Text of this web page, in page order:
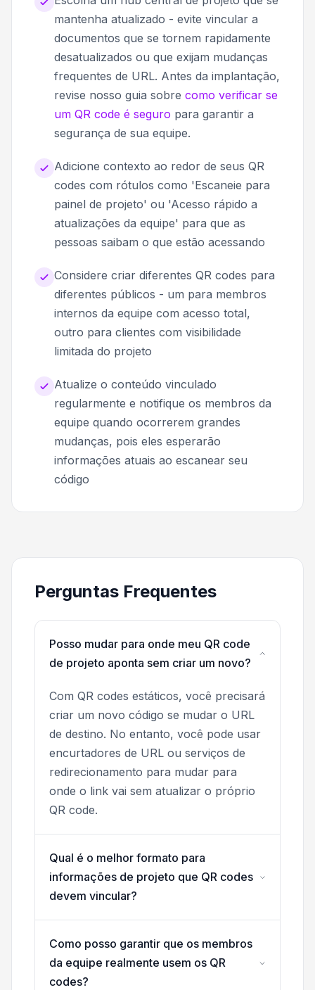
mantenha atualizado - evite vincular a
documentos que se tornem rapidamente
desatualizados ou que exijam mudanças
frequentes de URL. Antes da implantação,
revise nosso guia sobre como verificar se
um QR code é seguro para garantir a
segurança de sua equipe.
Adicione contexto ao redor de seus QR
codes com rótulos como 'Escaneie para
painel de projeto' ou 'Acesso rápido a
atualizações da equipe' para que as
pessoas saibam o que estão acessando
Considere criar diferentes QR codes para
diferentes públicos - um para membros
internos da equipe com acesso total,
outro para clientes com visibilidade
limitada do projeto
Atualize o conteúdo vinculado
regularmente e notifique os membros da
equipe quando ocorrerem grandes
mudanças, pois eles esperarão
informações atuais ao escanear seu
código
Perguntas Frequentes
Posso mudar para onde meu QR code
de projeto aponta sem criar um novo?
Com QR codes estáticos, você precisará
criar um novo código se mudar o URL
de destino. No entanto, você pode usar
encurtadores de URL ou serviços de
redirecionamento para mudar para
onde o link vai sem atualizar o próprio
QR code.
Qual é o melhor formato para
informações de projeto que QR codes
devem vincular?
Como posso garantir que os membros
da equipe realmente usem os QR
codes?